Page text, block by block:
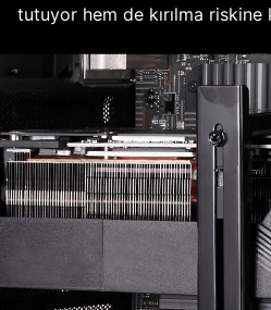
tutuyor hem de kırılma riskine